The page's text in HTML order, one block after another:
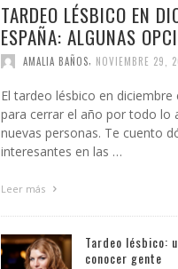
TARDEO LÉSBICO EN
ESPAÑA: ALGUNAS
AMALIA BAÑOS, NOVIEMBRE 29,
El tardeo lésbico en
para cerrar el año por todo lo
nuevas personas. Te cuento
interesantes en las …
Leer más
Tardeo lésbico:
conocer gente